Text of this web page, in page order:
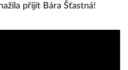
přijít Bára Šťastná!